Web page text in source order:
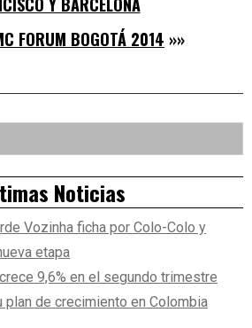
FORUM BOGOTÁ 2014 »»
Noticias
Vozinha ficha por Colo-Colo y
etapa
9,6% en el segundo trimestre
plan de crecimiento en Colombia